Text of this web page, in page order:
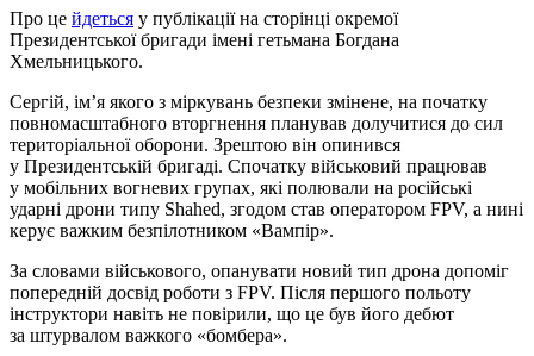
Про це йдеться у публікації на сторінці окремої
Президентської бригади імені гетьмана Богдана
Хмельницького.
Сергій, ім’я якого з міркувань безпеки змінене, на початку
повномасштабного вторгнення планував долучитися до сил
територіальної оборони. Зрештою він опинився
у Президентській бригаді. Спочатку військовий працював
у мобільних вогневих групах, які полювали на російські
ударні дрони типу Shahed, згодом став оператором FPV, а нині
керує важким безпілотником «Вампір».
За словами військового, опанувати новий тип дрона допоміг
попередній досвід роботи з FPV. Після першого польоту
інструктори навіть не повірили, що це був його дебют
за штурвалом важкого «бомбера».